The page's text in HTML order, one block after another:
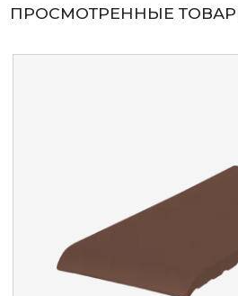
ПРОСМОТРЕННЫЕ